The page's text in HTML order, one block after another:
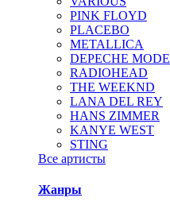
PINK FLOYD
PLACEBO
METALLICA
DEPECHE MODE
RADIOHEAD
THE WEEKND
LANA DEL REY
HANS ZIMMER
KANYE WEST
STING
Все артисты
Жанры